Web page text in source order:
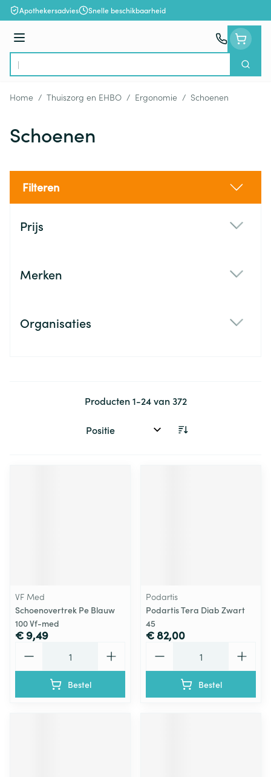
Ga naar de inhoud
Apothekersadvies Snelle beschikbaarheid
Menu
Product, merk, categorie...
Zoek
Home / Thuiszorg en EHBO / Ergonomie / Schoenen
Schoenen
Filteren
Prijs
Merken
Organisaties
Producten1-24van372
Sorteer op:
VF Med
Schoenovertrek Pe Blauw
100 Vf-med
€ 9,49
Bestel
Podartis
Podartis Tera Diab Zwart
45
€ 82,00
Bestel